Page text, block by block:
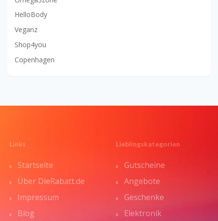
HelloBody
Veganz
Shop4you
Copenhagen
Links
Startseite
Über DieRabatt.de
Impressum
Blog
Lieblingskategorien
Gutscheine
Angebote
Geschenke
Elektronik